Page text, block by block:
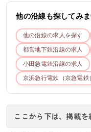
他の沿線も探してみ
他の沿線の求人を探す
都営地下鉄沿線の求人
小田急電鉄沿線の求人
京浜急行電鉄（京急電鉄
ここから下は、掲載